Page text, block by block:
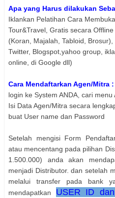
Apa yang Harus dilakukan
Iklankan Pelatihan Cara
Tour&Travel, Gratis secara
(Koran, Majalah, Tabloid,
Twitter, Blogspot,yahoo group,
online, di Google dll)
Cara Mendaftarkan Agen/Mitra :
login ke System ANDA, cari
Isi Data Agen/Mitra secara
buat User name dan Password
Setelah mengisi Form
atau mencentang pada pilihan
1.500.000) anda akan
menjadi Distributor. dan setelah
melalui transfer pada bank
mendapatkan USER ID